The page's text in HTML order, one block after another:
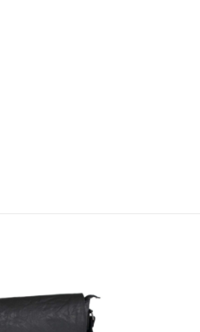
Add to